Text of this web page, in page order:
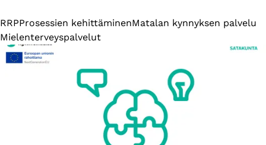
RRPProsessien kehittäminenMatalan kynnyksen palvelu
Mielenterveyspalvelut